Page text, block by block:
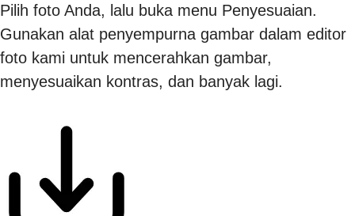
Pilih foto Anda, lalu buka menu Penyesuaian.
Gunakan alat penyempurna gambar dalam editor
foto kami untuk mencerahkan gambar,
menyesuaikan kontras, dan banyak lagi.